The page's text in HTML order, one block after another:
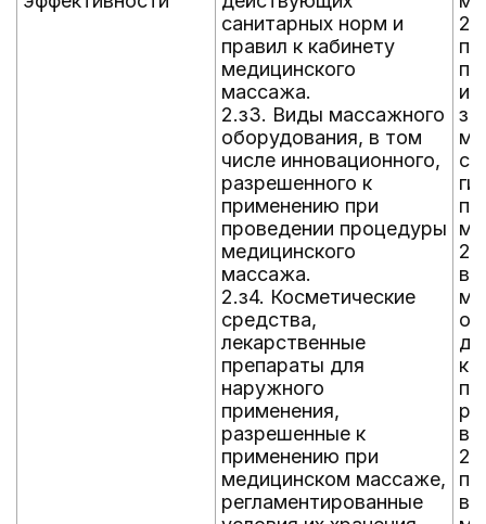
санитарных норм и
правил к кабинету
медицинского
массажа.
2.з3. Виды массажного
оборудования, в том
числе инновационного,
разрешенного к
применению при
проведении процедуры
медицинского
массажа.
2.з4. Косметические
средства,
лекарственные
препараты для
наружного
применения,
разрешенные к
применению при
медицинском массаже,
регламентированные